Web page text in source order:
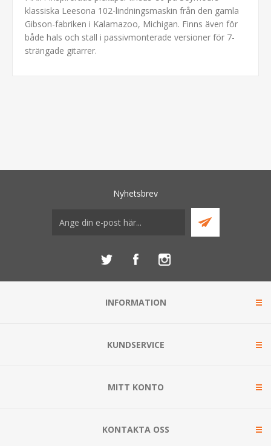
klassiska Leesona 102-lindningsmaskin från den gamla
Gibson-fabriken i Kalamazoo, Michigan. Finns även för
både hals och stall i passivmonterade versioner för 7-
strängade gitarrer.
Nyhetsbrev
INFORMATION
KUNDSERVICE
MITT KONTO
KONTAKTA OSS